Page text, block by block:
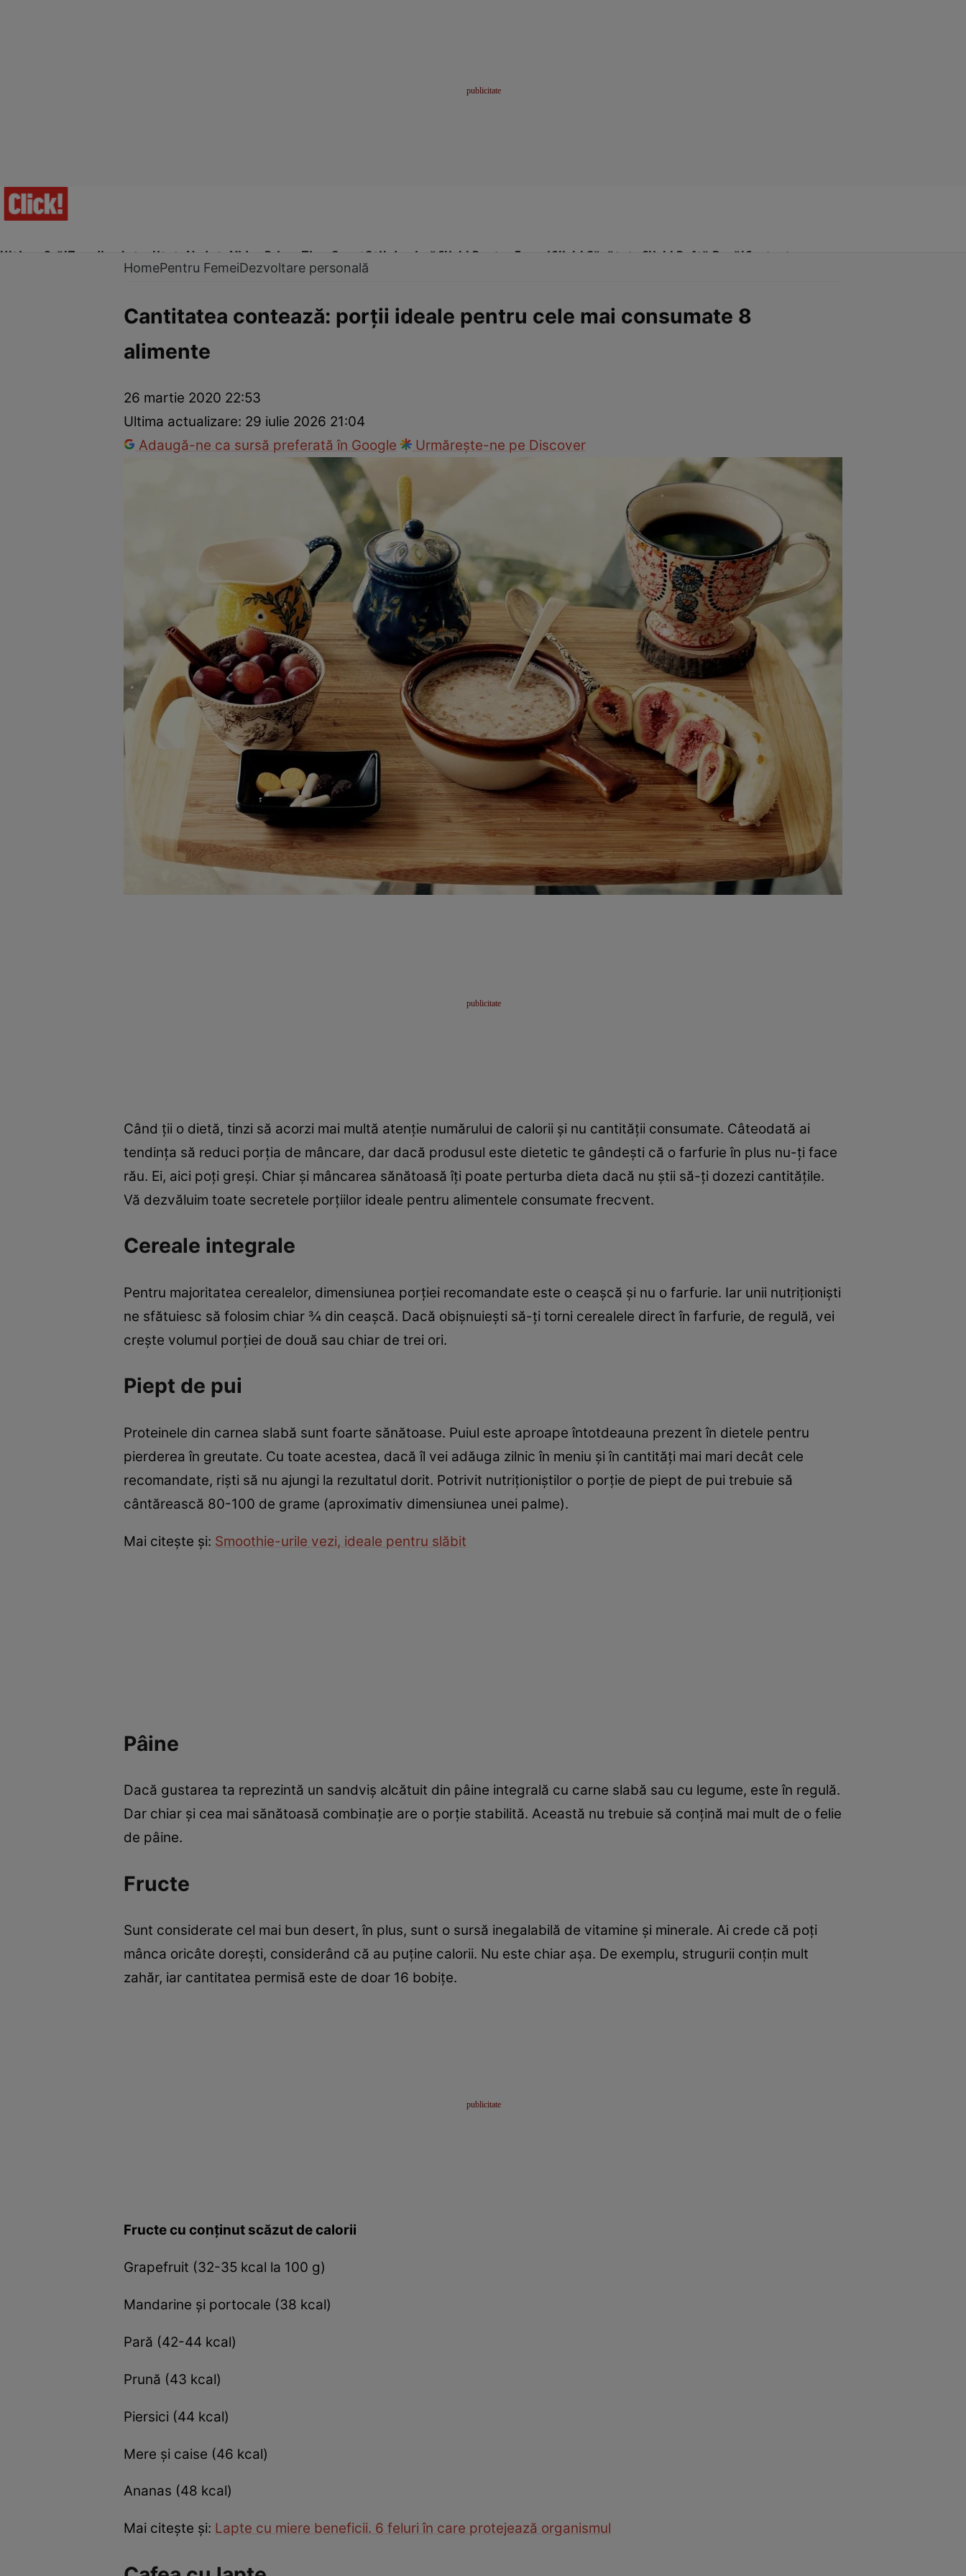
Ultima Oră!Trending Actualitate Vedete Video Prime Time SportStil de viațăClick! Pentru FemeiClick! Sănătate Click! Poftă Bună!Contact
Dezvoltare personalăÎngrijire personală
HomePentru FemeiDezvoltare personală
Cantitatea contează: porţii ideale pentru cele mai consumate 8
alimente
26 martie 2020 22:53
Ultima actualizare: 29 iulie 2026 21:04
Adaugă-ne ca sursă preferată în Google
Urmărește-ne pe Discover
Când ţii o dietă, tinzi să acorzi mai multă atenţie numărului de calorii şi nu cantităţii consumate. Câteodată ai
tendinţa să reduci porţia de mâncare, dar dacă produsul este dietetic te gândeşti că o farfurie în plus nu-ţi face
rău. Ei, aici poţi greşi. Chiar şi mâncarea sănătoasă îţi poate perturba dieta dacă nu ştii să-ţi dozezi cantităţile.
Vă dezvăluim toate secretele porţiilor ideale pentru alimentele consumate frecvent.
Cereale integrale
Pentru majoritatea cerealelor, dimensiunea porţiei recomandate este o ceaşcă şi nu o farfurie. Iar unii nutriţionişti
ne sfătuiesc să folosim chiar ¾ din ceaşcă. Dacă obişnuieşti să-ţi torni cerealele direct în farfurie, de regulă, vei
creşte volumul porţiei de două sau chiar de trei ori.
Piept de pui
Proteinele din carnea slabă sunt foarte sănătoase. Puiul este aproape întotdeauna prezent în dietele pentru
pierderea în greutate. Cu toate acestea, dacă îl vei adăuga zilnic în meniu şi în cantităţi mai mari decât cele
recomandate, rişti să nu ajungi la rezultatul dorit. Potrivit nutriţioniştilor o porţie de piept de pui trebuie să
cântărească 80-100 de grame (aproximativ dimensiunea unei palme).
Mai citeşte şi: Smoothie-urile vezi, ideale pentru slăbit
Pâine
Dacă gustarea ta reprezintă un sandviş alcătuit din pâine integrală cu carne slabă sau cu legume, este în regulă.
Dar chiar şi cea mai sănătoasă combinaţie are o porţie stabilită. Această nu trebuie să conţină mai mult de o felie
de pâine.
Fructe
Sunt considerate cel mai bun desert, în plus, sunt o sursă inegalabilă de vitamine şi minerale. Ai crede că poţi
mânca oricâte doreşti, considerând că au puţine calorii. Nu este chiar aşa. De exemplu, strugurii conţin mult
zahăr, iar cantitatea permisă este de doar 16 bobiţe.
Fructe cu conţinut scăzut de calorii
Grapefruit (32-35 kcal la 100 g)
Mandarine şi portocale (38 kcal)
Pară (42-44 kcal)
Prună (43 kcal)
Piersici (44 kcal)
Mere şi caise (46 kcal)
Ananas (48 kcal)
Mai citeşte şi: Lapte cu miere beneficii. 6 feluri în care protejează organismul